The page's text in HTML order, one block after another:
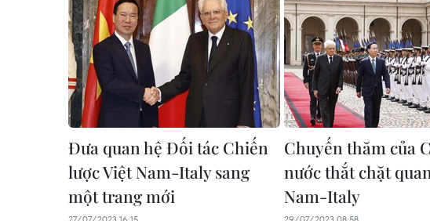
Đưa quan hệ Đối tác Chiến
lược Việt Nam-Italy sang
một trang mới
Chuyến thăm của
nước thắt chặt
Nam-Italy